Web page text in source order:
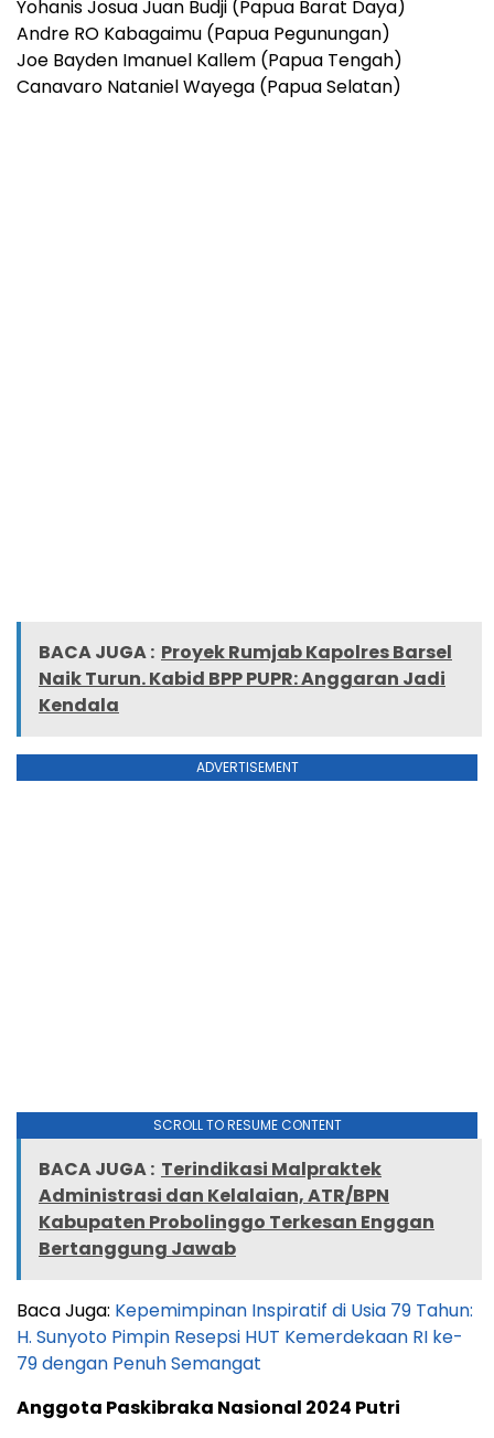
Yohanis Josua Juan Budji (Papua Barat Daya)
Andre RO Kabagaimu (Papua Pegunungan)
Joe Bayden Imanuel Kallem (Papua Tengah)
Canavaro Nataniel Wayega (Papua Selatan)
BACA JUGA : Proyek Rumjab Kapolres Barsel
Naik Turun. Kabid BPP PUPR: Anggaran Jadi
Kendala
ADVERTISEMENT
SCROLL TO RESUME CONTENT
BACA JUGA : Terindikasi Malpraktek
Administrasi dan Kelalaian, ATR/BPN
Kabupaten Probolinggo Terkesan Enggan
Bertanggung Jawab
Baca Juga: Kepemimpinan Inspiratif di Usia 79 Tahun:
H. Sunyoto Pimpin Resepsi HUT Kemerdekaan RI ke-
79 dengan Penuh Semangat
Anggota Paskibraka Nasional 2024 Putri